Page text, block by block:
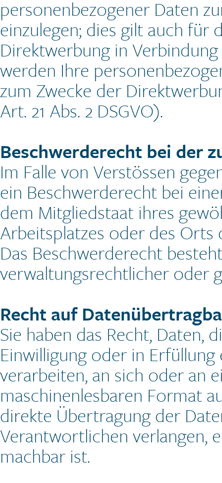
personenbezogener Daten
einzulegen; dies gilt auch für
Direktwerbung in
werden Ihre
zum Zwecke der
Art. 21 Abs. 2 DSGVO).
Beschwerderecht bei der
Im Falle von Verstössen
ein Beschwerderecht bei
dem Mitgliedstaat ihres
Arbeitsplatzes oder des Orts
Das Beschwerderecht
verwaltungsrechtlicher oder
Recht auf
Sie haben das Recht, Daten,
Einwilligung oder in
verarbeiten, an sich oder an
maschinenlesbaren Format
direkte Übertragung der
Verantwortlichen verlangen,
machbar ist.